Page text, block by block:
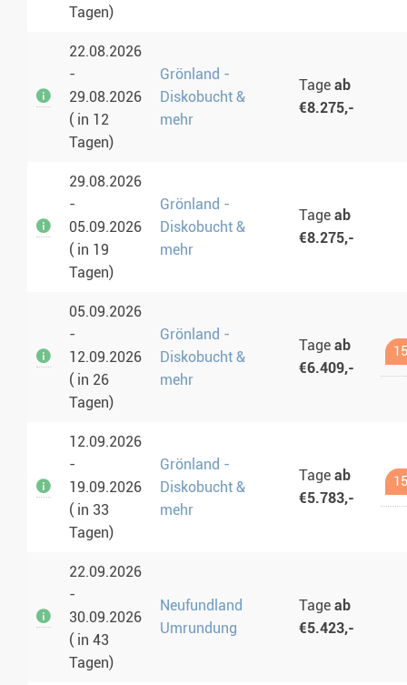
Tagen)
22.08.2026
-
29.08.2026
( in 12
Tagen)
Grönland -
Diskobucht &
mehr
Tage ab
€8.275,-
29.08.2026
-
05.09.2026
( in 19
Tagen)
Grönland -
Diskobucht &
mehr
Tage ab
€8.275,-
05.09.2026
-
12.09.2026
( in 26
Tagen)
Grönland -
Diskobucht &
mehr
Tage ab
€6.409,-
12.09.2026
-
19.09.2026
( in 33
Tagen)
Grönland -
Diskobucht &
mehr
Tage ab
€5.783,-
22.09.2026
-
30.09.2026
( in 43
Tagen)
Neufundland
Umrundung
Tage ab
€5.423,-